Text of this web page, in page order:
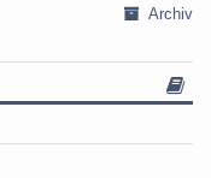
Archiv